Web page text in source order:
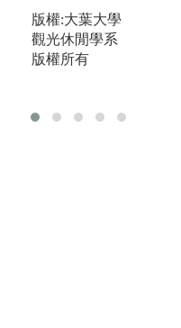
練習
圖解:國際大師
廚藝示範教學
版權所有
版權:大葉大學
觀光休閒學系
版權所有